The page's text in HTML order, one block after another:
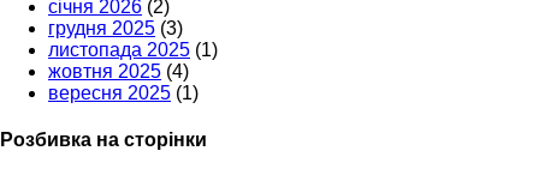
січня 2026 (2)
грудня 2025 (3)
листопада 2025 (1)
жовтня 2025 (4)
вересня 2025 (1)
Розбивка на сторінки